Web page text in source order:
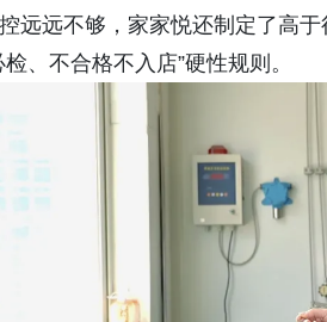
远远不够，家家悦还制定了高
、不合格不入店”硬性规则。